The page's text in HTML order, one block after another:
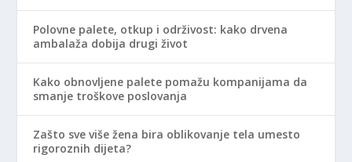
Polovne palete, otkup i održivost: kako drvena
ambalaža dobija drugi život
Kako obnovljene palete pomažu kompanijama da
smanje troškove poslovanja
Zašto sve više žena bira oblikovanje tela umesto
rigoroznih dijeta?